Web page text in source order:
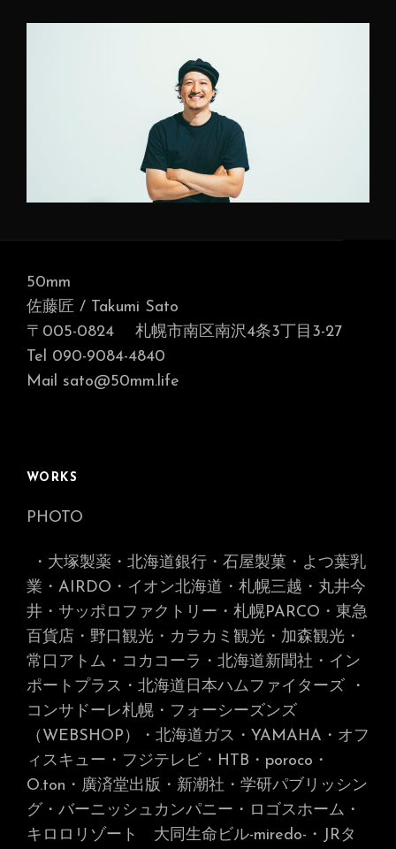
50mm
佐藤匠 / Takumi Sato
〒005-0824 札幌市南区南沢4条3丁目3-27
Tel 090-9084-4840
Mail sato@50mm.life
WORKS
PHOTO
・大塚製薬・北海道銀行・石屋製菓・よつ葉乳
業・AIRDO・イオン北海道・札幌三越・丸井今
井・サッポロファクトリー・札幌PARCO・東急
百貨店・野口観光・カラカミ観光・加森観光・
常口アトム・コカコーラ・北海道新聞社・イン
ポートプラス・北海道日本ハムファイターズ
・
コンサドーレ札幌・フォーシーズンズ
（WEBSHOP）・北海道ガス・YAMAHA・オフ
ィスキュー・フジテレビ・HTB・poroco・
O.ton・廣済堂出版・新潮社・学研パブリッシン
グ・バーニッシュカンパニー・ロゴスホーム・
キロロリゾート 大同生命ビル-miredo- ・JRタ